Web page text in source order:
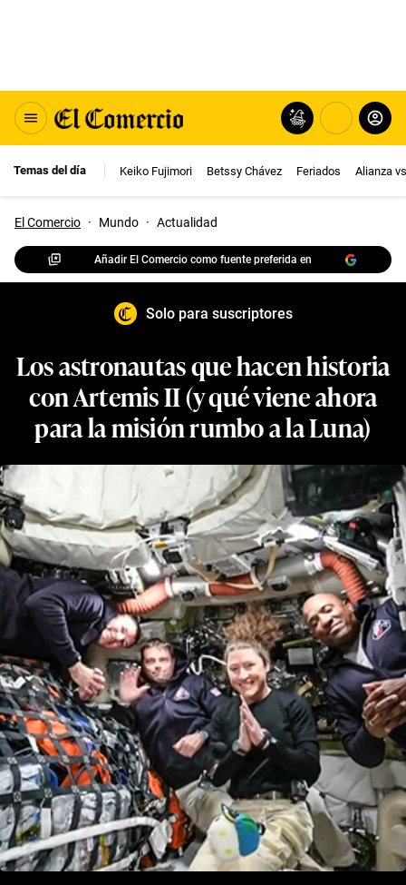
Temas del día Keiko Fujimori Betssy Chávez Feriados Alianza
El Comercio · Mundo · Actualidad
Añadir El Comercio como fuente preferida en
Solo para suscriptores
Los astronautas que hacen historia
con Artemis II (y qué viene ahora
para la misión rumbo a la Luna)